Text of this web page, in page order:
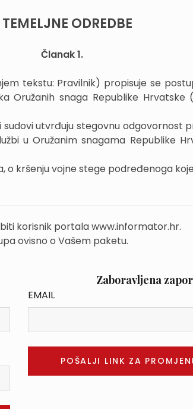
ODREDBE
Članak 1.
tekstu: Pravilnik) propisuje se
Oružanih snaga Republike Hrvatske
utvrđuju stegovnu odgovornost
u Oružanim snagama Republike
o kršenju vojne stege podređenoga koje
korisnik portala www.informator.hr.
ovisno o Vašem paketu.
Zaboravljena
EMAIL